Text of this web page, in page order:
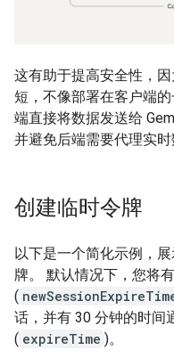
这有助于提高安全性，
短，不像部署在客户端
端直接将数据发送给
并避免后端需要代理实时
创建临时令牌
以下是一个简化示例，
牌。 默认情况下，您将
(
话，并有 30 分钟的时间
( expireTime )。